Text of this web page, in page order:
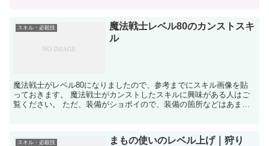
スキル・必殺技
魔法戦士レベル80のカンストスキ
ル
魔法戦士がレベル80になりましたので、参考までにスキル画像を貼
っておきます。 魔法戦士がカンストしたスキルに興味がある人はご
覧ください。 ただ、装備がショボイので、装備の箇所などはあまり
スキル・必殺技
まもの使いのレベル上げ｜狩り